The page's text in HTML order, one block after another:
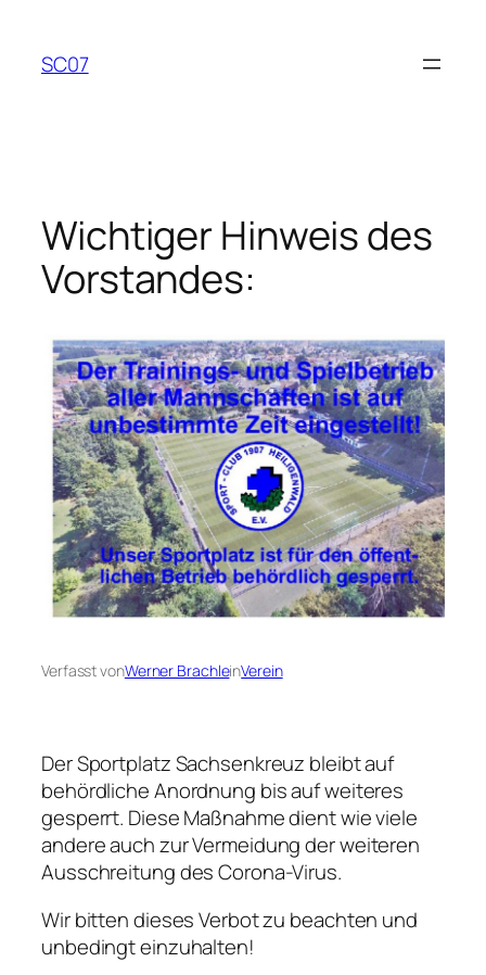
springen
SC07
Wichtiger Hinweis des
Vorstandes:
Verfasst vonWerner BrachleinVerein
Der Sportplatz Sachsenkreuz bleibt auf
behördliche Anordnung bis auf weiteres
gesperrt. Diese Maßnahme dient wie viele
andere auch zur Vermeidung der weiteren
Ausschreitung des Corona-Virus.
Wir bitten dieses Verbot zu beachten und
unbedingt einzuhalten!